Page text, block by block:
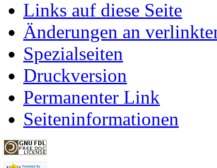
Links auf diese Seite
Änderungen an
Spezialseiten
Druckversion
Permanenter Link
Seiteninformationen